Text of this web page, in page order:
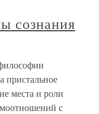
сознания
пристальное
места и роли
с